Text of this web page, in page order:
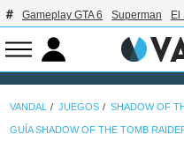
Gameplay GTA 6 Superman El
VANDAL JUEGOS SHADOW OF
GUÍA SHADOW OF THE TOMB